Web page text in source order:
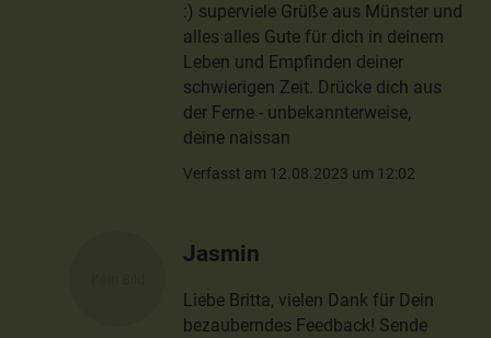
:) superviele Grüße aus Münster und
alles alles Gute für dich in deinem
Leben und Empfinden deiner
schwierigen Zeit. Drücke dich aus
der Ferne - unbekannterweise,
deine naissan
Verfasst am 12.08.2023 um 12:02
Jasmin
Liebe Britta, vielen Dank für Dein
bezauberndes Feedback! Sende